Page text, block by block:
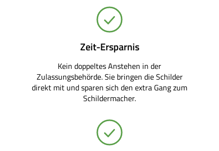
Zeit-Ersparnis
Kein doppeltes Anstehen in der
Zulassungsbehörde. Sie bringen die Schilder
direkt mit und sparen sich den extra Gang zum
Schildermacher.